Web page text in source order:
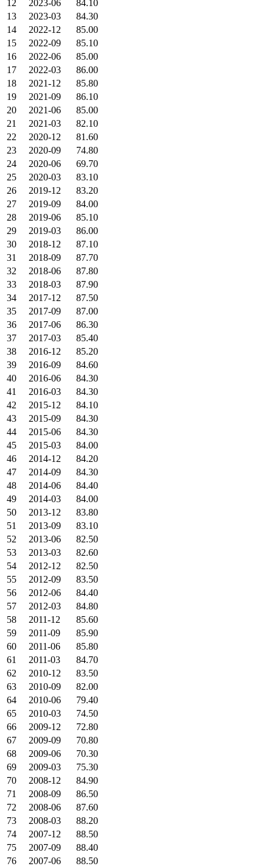
12
2023-06
84.10
13
2023-03
84.30
14
2022-12
85.00
15
2022-09
85.10
16
2022-06
85.00
17
2022-03
86.00
18
2021-12
85.80
19
2021-09
86.10
20
2021-06
85.00
21
2021-03
82.10
22
2020-12
81.60
23
2020-09
74.80
24
2020-06
69.70
25
2020-03
83.10
26
2019-12
83.20
27
2019-09
84.00
28
2019-06
85.10
29
2019-03
86.00
30
2018-12
87.10
31
2018-09
87.70
32
2018-06
87.80
33
2018-03
87.90
34
2017-12
87.50
35
2017-09
87.00
36
2017-06
86.30
37
2017-03
85.40
38
2016-12
85.20
39
2016-09
84.60
40
2016-06
84.30
41
2016-03
84.30
42
2015-12
84.10
43
2015-09
84.30
44
2015-06
84.30
45
2015-03
84.00
46
2014-12
84.20
47
2014-09
84.30
48
2014-06
84.40
49
2014-03
84.00
50
2013-12
83.80
51
2013-09
83.10
52
2013-06
82.50
53
2013-03
82.60
54
2012-12
82.50
55
2012-09
83.50
56
2012-06
84.40
57
2012-03
84.80
58
2011-12
85.60
59
2011-09
85.90
60
2011-06
85.80
61
2011-03
84.70
62
2010-12
83.50
63
2010-09
82.00
64
2010-06
79.40
65
2010-03
74.50
66
2009-12
72.80
67
2009-09
70.80
68
2009-06
70.30
69
2009-03
75.30
70
2008-12
84.90
71
2008-09
86.50
72
2008-06
87.60
73
2008-03
88.20
74
2007-12
88.50
75
2007-09
88.40
76
2007-06 88.50